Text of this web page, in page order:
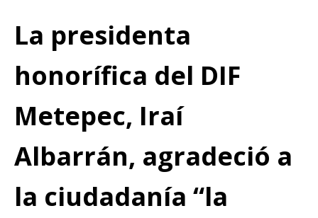
La presidenta
honorífica del DIF
Metepec, Iraí
Albarrán, agradeció a
la ciudadanía “la